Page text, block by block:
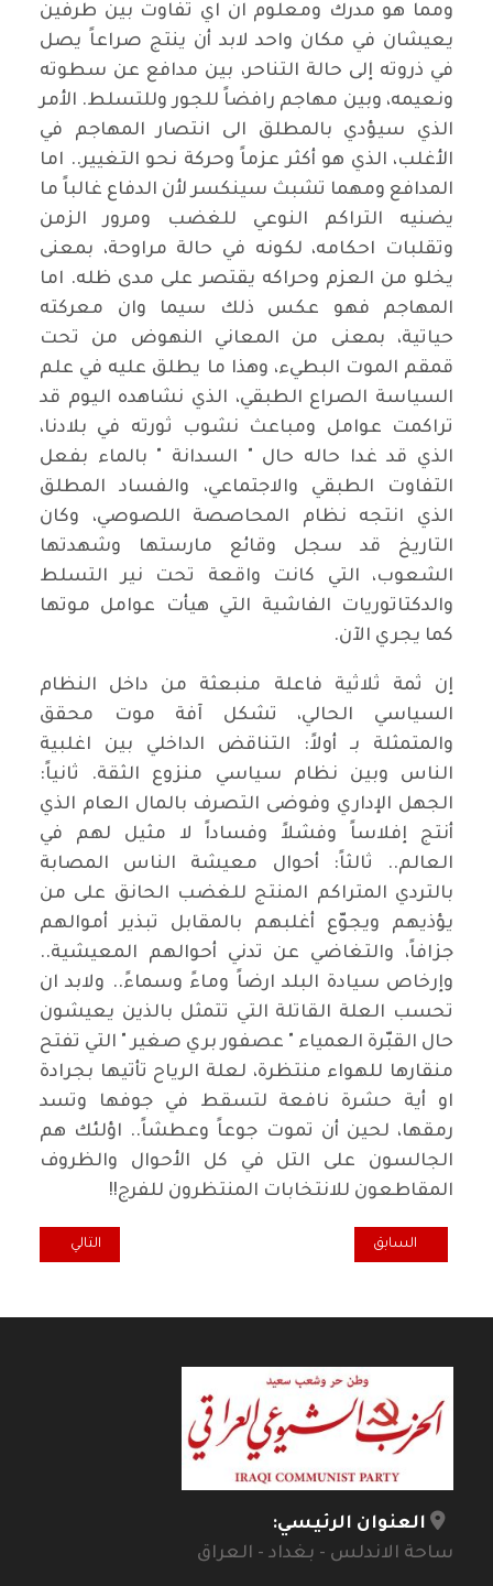
ومما هو مدرك ومعلوم ان اي تفاوت بين طرفين
يعيشان في مكان واحد لابد أن ينتج صراعاً يصل
في ذروته إلى حالة التناحر، بين مدافع عن سطوته
ونعيمه، وبين مهاجم رافضاً للجور وللتسلط. الأمر
الذي سيؤدي بالمطلق الى انتصار المهاجم في
الأغلب، الذي هو أكثر عزماً وحركة نحو التغيير.. اما
المدافع ومهما تشبث سينكسر لأن الدفاع غالباً ما
يضنيه التراكم النوعي للغضب ومرور الزمن
وتقلبات احكامه، لكونه في حالة مراوحة، بمعنى
يخلو من العزم وحراكه يقتصر على مدى ظله. اما
المهاجم فهو عكس ذلك سيما وان معركته
حياتية، بمعنى من المعاني النهوض من تحت
قمقم الموت البطيء، وهذا ما يطلق عليه في علم
السياسة الصراع الطبقي، الذي نشاهده اليوم قد
تراكمت عوامل ومباعث نشوب ثورته في بلادنا،
الذي قد غدا حاله حال " السدانة " بالماء بفعل
التفاوت الطبقي والاجتماعي، والفساد المطلق
الذي انتجه نظام المحاصصة اللصوصي، وكان
التاريخ قد سجل وقائع مارستها وشهدتها
الشعوب، التي كانت واقعة تحت نير التسلط
والدكتاتوريات الفاشية التي هيأت عوامل موتها
كما يجري الآن.
إن ثمة ثلاثية فاعلة منبعثة من داخل النظام
السياسي الحالي، تشكل آفة موت محقق
والمتمثلة بـ أولاً: التناقض الداخلي بين اغلبية
الناس وبين نظام سياسي منزوع الثقة. ثانياً:
الجهل الإداري وفوضى التصرف بالمال العام الذي
أنتج إفلاساً وفشلاً وفساداً لا مثيل لهم في
العالم.. ثالثاً: أحوال معيشة الناس المصابة
بالتردي المتراكم المنتج للغضب الحانق على من
يؤذيهم ويجوّع أغلبهم بالمقابل تبذير أموالهم
جزافاً، والتغاضي عن تدني أحوالهم المعيشية..
وإرخاص سيادة البلد ارضاً وماءً وسماءً.. ولابد ان
تحسب العلة القاتلة التي تتمثل بالذين يعيشون
حال القبّرة العمياء " عصفور بري صغير " التي تفتح
منقارها للهواء منتظرة، لعلة الرياح تأتيها بجرادة
او أية حشرة نافعة لتسقط في جوفها وتسد
رمقها، لحين أن تموت جوعاً وعطشاً.. اؤلئك هم
الجالسون على التل في كل الأحوال والظروف
المقاطعون للانتخابات المنتظرون للفرج!!
المقال السابق: التغيرات المناخية وتداعياتها في العراق.. مخاطر صحية
السابق المقال التالي:
التالي
العنوان الرئيسي:
ساحة الاندلس - بغداد - العراق